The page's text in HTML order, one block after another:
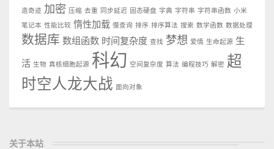
造奇迹 加密 压缩 去重 同步延迟 固态硬盘 字典 字符串 字符串函数 小米
笔记本 性能比较 惰性加载 慢查询 排序 排序算法 搜索 数学函数 数据处理
数据库 数组函数 时间复杂度 查找 梦想 爱情 生命起源 生
活 生物 真核细胞起源 科幻 空间复杂度 算法 编程技巧 解密 超
时空人龙大战 面向对象
关于本站